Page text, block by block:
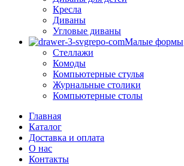
Кресла
Диваны
Угловые диваны
Малые формы
Стеллажи
Комоды
Компьютерные стулья
Журнальные столики
Компьютерные столы
Главная
Каталог
Доставка и оплата
О нас
Контакты